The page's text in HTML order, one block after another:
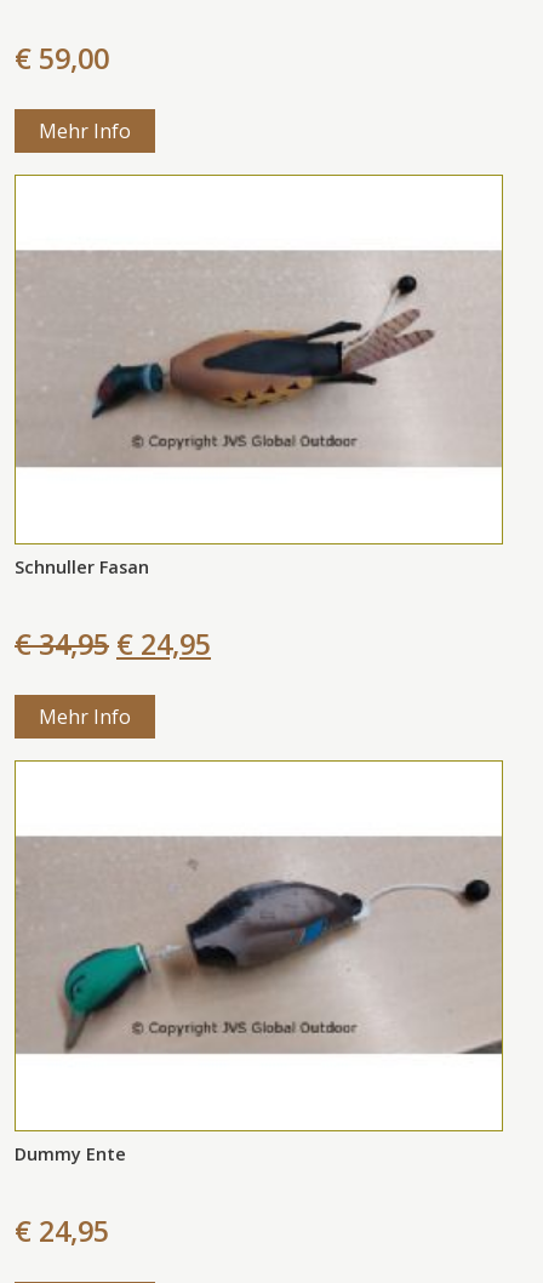
€ 59,00
Mehr Info
Schnuller Fasan
€ 34,95 € 24,95
Mehr Info
Dummy Ente
€ 24,95